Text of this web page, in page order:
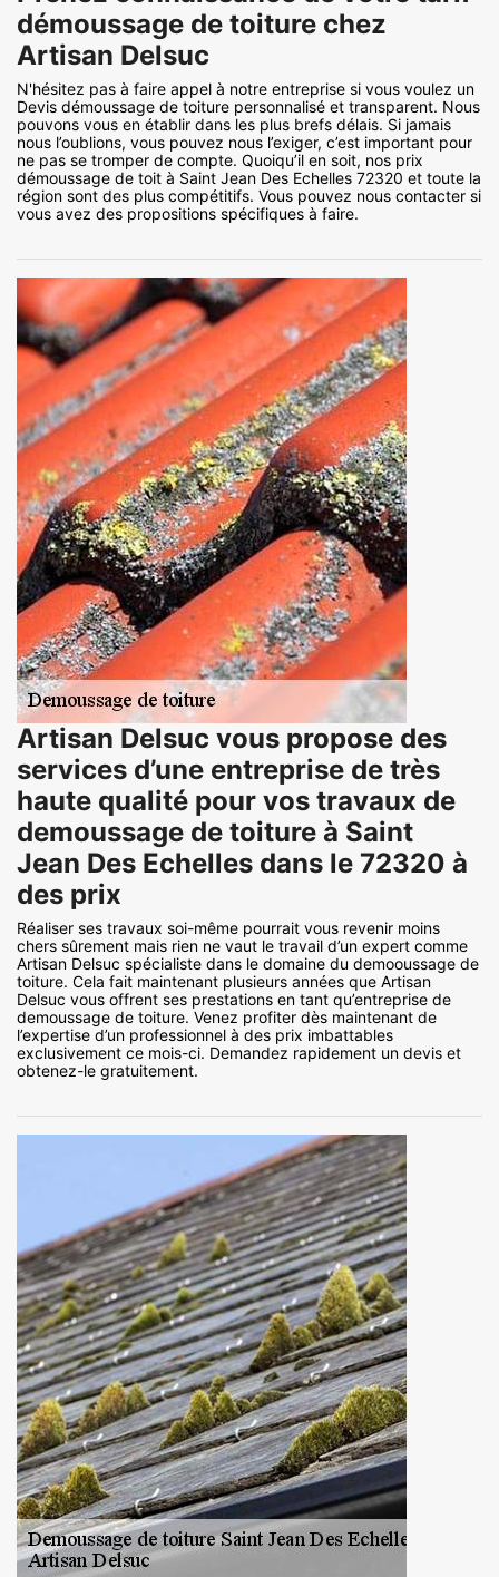
démoussage de toiture chez
Artisan Delsuc
N'hésitez pas à faire appel à notre entreprise si vous voulez un
Devis démoussage de toiture personnalisé et transparent. Nous
pouvons vous en établir dans les plus brefs délais. Si jamais
nous l’oublions, vous pouvez nous l’exiger, c’est important pour
ne pas se tromper de compte. Quoiqu’il en soit, nos prix
démoussage de toit à Saint Jean Des Echelles 72320 et toute la
région sont des plus compétitifs. Vous pouvez nous contacter si
vous avez des propositions spécifiques à faire.
Artisan Delsuc vous propose des
services d’une entreprise de très
haute qualité pour vos travaux de
demoussage de toiture à Saint
Jean Des Echelles dans le 72320 à
des prix
Réaliser ses travaux soi-même pourrait vous revenir moins
chers sûrement mais rien ne vaut le travail d’un expert comme
Artisan Delsuc spécialiste dans le domaine du demooussage de
toiture. Cela fait maintenant plusieurs années que Artisan
Delsuc vous offrent ses prestations en tant qu’entreprise de
demoussage de toiture. Venez profiter dès maintenant de
l’expertise d’un professionnel à des prix imbattables
exclusivement ce mois-ci. Demandez rapidement un devis et
obtenez-le gratuitement.